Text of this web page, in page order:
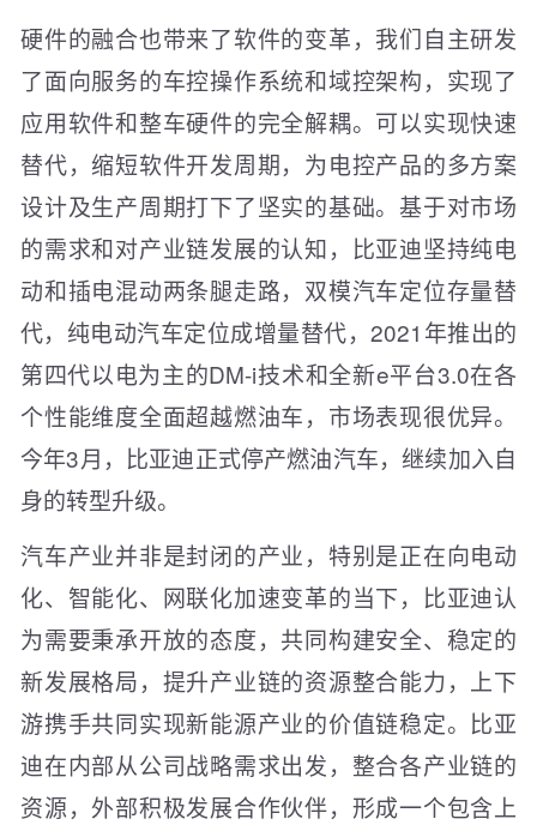
硬件的融合也带来了软件的变革，我们自主研发
了面向服务的车控操作系统和域控架构，实现了
应用软件和整车硬件的完全解耦。可以实现快速
替代，缩短软件开发周期，为电控产品的多方案
设计及生产周期打下了坚实的基础。基于对市场
的需求和对产业链发展的认知，比亚迪坚持纯电
动和插电混动两条腿走路，双模汽车定位存量替
代，纯电动汽车定位成增量替代，2021年推出的
第四代以电为主的DM-i技术和全新e平台3.0在各
个性能维度全面超越燃油车，市场表现很优异。
今年3月，比亚迪正式停产燃油汽车，继续加入自
身的转型升级。
汽车产业并非是封闭的产业，特别是正在向电动
化、智能化、网联化加速变革的当下，比亚迪认
为需要秉承开放的态度，共同构建安全、稳定的
新发展格局，提升产业链的资源整合能力，上下
游携手共同实现新能源产业的价值链稳定。比亚
迪在内部从公司战略需求出发，整合各产业链的
资源，外部积极发展合作伙伴，形成一个包含上